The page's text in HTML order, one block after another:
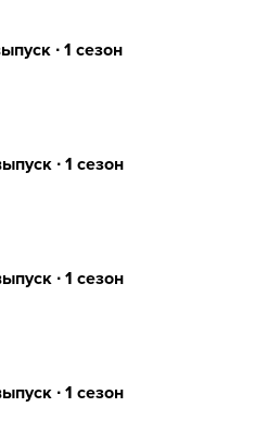
∙ 1 сезон
∙ 1 сезон
∙ 1 сезон
∙ 1 сезон